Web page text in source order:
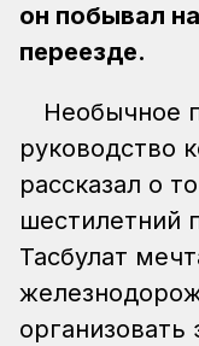
он побывал
переезде.
Необычное
руководство
рассказал о
шестилетний
Тасбулат